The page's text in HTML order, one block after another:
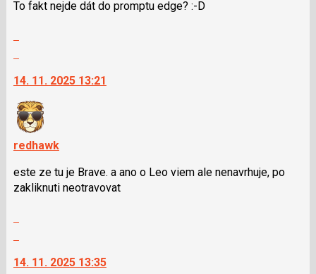
použít
následující
P
pro
předchozí
názor
To fakt nejde dát do promptu edge? :-D
další
názor.
K
navigaci
použít
i
a
14. 11. 2025 13:21
redhawk
este ze tu je Brave. a ano o Leo viem ale nenavrhuje, po
zakliknuti neotravovat
další
14. 11. 2025 13:35